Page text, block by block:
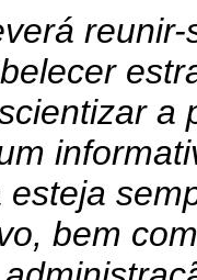
a
bem